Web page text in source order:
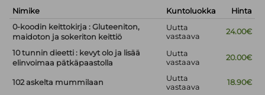
Nimike Kuntoluokka
Hinta
0-koodin keittokirja : Gluteeniton,
maidoton ja sokeriton keittiö
Uutta
vastaava
24.00€
10 tunnin dieetti : kevyt olo ja lisää
elinvoimaa pätkäpaastolla
Uutta
vastaava
20.00€
102 askelta mummilaan
Uutta
vastaava
18.90€